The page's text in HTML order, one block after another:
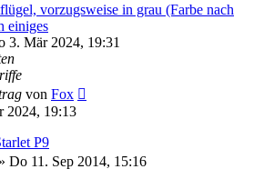
vorzugsweise in grau (Farbe nach
einiges
3. Mär 2024, 19:31
von Fox
2024, 19:13
P9
» Do 11. Sep 2014, 15:16